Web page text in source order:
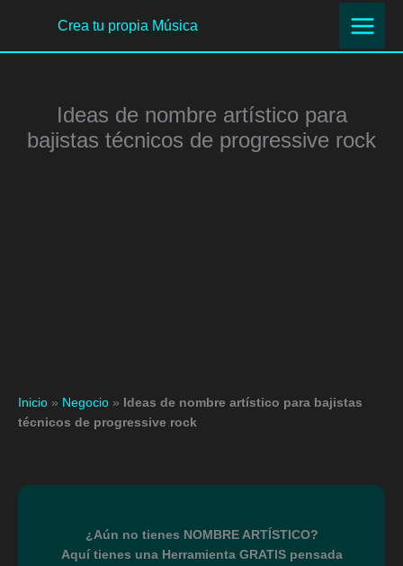
contenido
Crea tu propia Música
Ideas de nombre artístico para
bajistas técnicos de progressive rock
Inicio » Negocio » Ideas de nombre artístico para bajistas
técnicos de progressive rock
¿Aún no tienes NOMBRE ARTÍSTICO?
Aquí tienes una Herramienta GRATIS pensada